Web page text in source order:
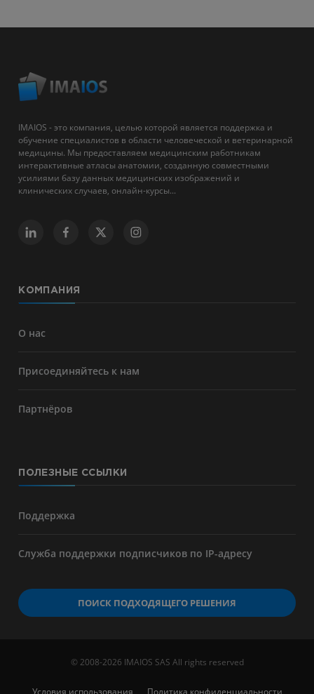
IMAIOS - это компания, целью которой является поддержка и
обучение специалистов в области человеческой и ветеринарной
медицины. Мы предоставляем медицинским работникам
интерактивные атласы анатомии, созданную совместными
усилиями базу данных медицинских изображений и
клинических случаев, онлайн-курсы...
КОМПАНИЯ
О нас
Присоединяйтесь к нам
Партнёров
ПОЛЕЗНЫЕ ССЫЛКИ
Поддержка
Служба поддержки подписчиков по IP-адресу
ПОИСК ПОДХОДЯЩЕГО РЕШЕНИЯ
© 2008-2026 IMAIOS SAS All rights reserved